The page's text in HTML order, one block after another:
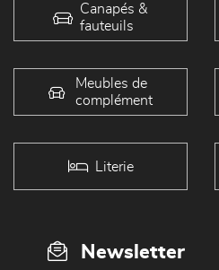
Canapés &
fauteuils
Meubles de
complément
Literie
Newsletter